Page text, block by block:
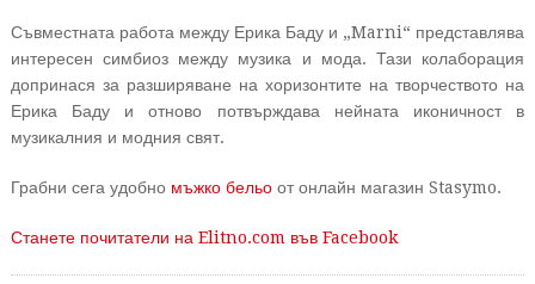
Съвместната работа между Ерика Баду и „Marni“ представлява
интересен симбиоз между музика и мода. Тази колаборация
допринася за разширяване на хоризонтите на творчеството на
Ерика Баду и отново потвърждава нейната иконичност в
музикалния и модния свят.
Грабни сега удобно мъжко бельоот онлайн магазин Stasymo.
Станете почитатели на Elitno.com във Facebook